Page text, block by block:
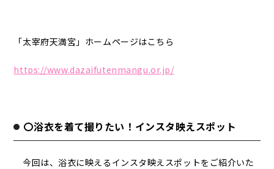
「太宰府天満宮」ホームページはこちら
https://www.dazaifutenmangu.or.jp/
〇浴衣を着て撮りたい！インスタ映えスポット
今回は、浴衣に映えるインスタ映えスポットをご紹介いた